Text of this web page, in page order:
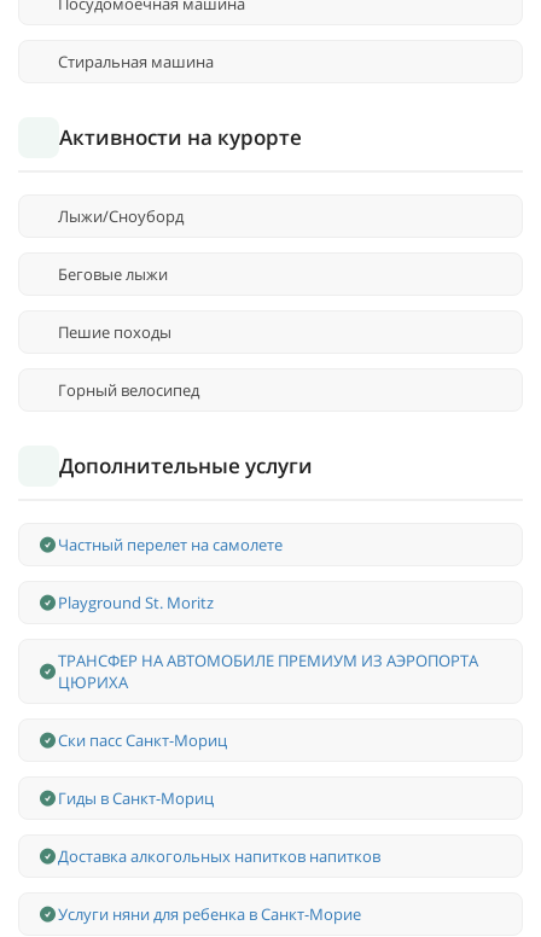
Стиральная машина
Активности на курорте
Лыжи/Сноуборд
Беговые лыжи
Пешие походы
Горный велосипед
Дополнительные услуги
Частный перелет на самолете
Playground St. Moritz
ТРАНСФЕР НА АВТОМОБИЛЕ ПРЕМИУМ ИЗ АЭРОПОРТА
ЦЮРИХА
Ски пасс Санкт-Мориц
Гиды в Санкт-Мориц
Доставка алкогольных напитков напитков
Услуги няни для ребенка в Санкт-Морие